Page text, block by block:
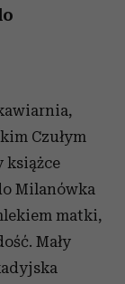
Czułym
książce
Milanówka
matki,
Mały